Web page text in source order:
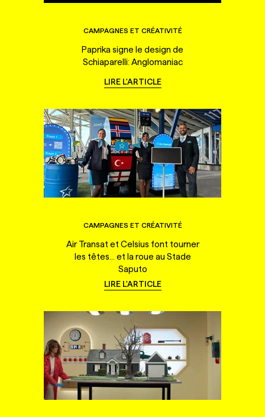
CAMPAGNES ET CRÉATIVITÉ
Paprika signe le design de
Schiaparelli: Anglomaniac
LIRE L'ARTICLE
CAMPAGNES ET CRÉATIVITÉ
Air Transat et Celsius font tourner
les têtes... et la roue au Stade
Saputo
LIRE L'ARTICLE